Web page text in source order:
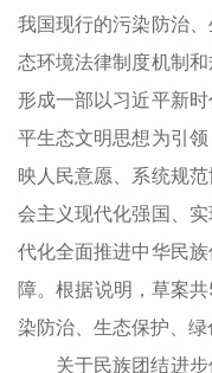
我国现行的污染防治
态环境法律制度机制
形成一部以习近平新
平生态文明思想为引
映人民意愿、系统规
会主义现代化强国、
代化全面推进中华民
障。根据说明，草案
染防治、生态保护、绿
关于民族团结进